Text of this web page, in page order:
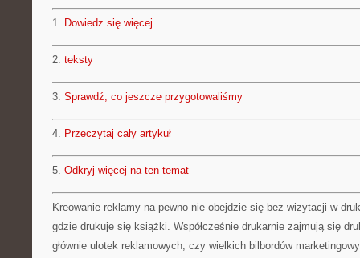
1. Dowiedz się więcej
2. teksty
3. Sprawdź, co jeszcze przygotowaliśmy
4. Przeczytaj cały artykuł
5. Odkryj więcej na ten temat
Kreowanie reklamy na pewno nie obejdzie się bez wizytacji w
gdzie drukuje się książki. Współcześnie drukarnie zajmują się
głównie ulotek reklamowych, czy wielkich bilbordów